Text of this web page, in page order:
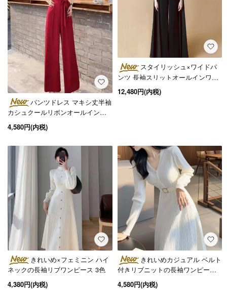
パンツドレス マキシ丈半袖
カシュクールリボンオールインワ
ン 3色 S～4L
4,580円(内税)
スタイリッシュ×ワイドパ
ンツ 長袖スリットオールインワン
パンツドレス 2色
12,480円(内税)
きれいめ×フェミニン ハイ
ネックの長袖リブワンピース 3色
4,380円(内税)
きれいめカジュアル ベルト
付きリブニットの長袖ワンピース
デート
4,580円(内税)